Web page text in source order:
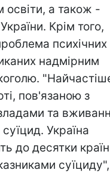
освіти, а також -
Крім того,
психічних
надмірним
пов'язаною з
та
Україна
до десятки